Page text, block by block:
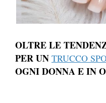
OLTRE LE
PER UN TRUCCO
OGNI DONNA E IN